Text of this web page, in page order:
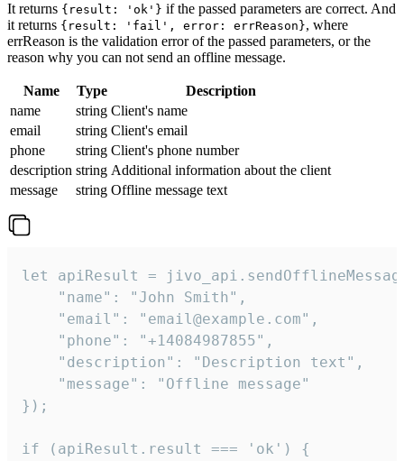
It returns {result: 'ok'} if the passed parameters are correct. And
it returns {result: 'fail', error: errReason}, where
errReason is the validation error of the passed parameters, or the
reason why you can not send an offline message.
Name Type
Description
name
string Client's name
email
string Client's email
phone
string Client's phone number
description string Additional information about the client
message
string Offline message text
let apiResult =
    "name": "John Smith",
    "email": "email@example.com",
    "phone": "+14084987855",
    "description": "Description text",
    "message": "Offline message"
});
if (apiResult.result === 'ok') {